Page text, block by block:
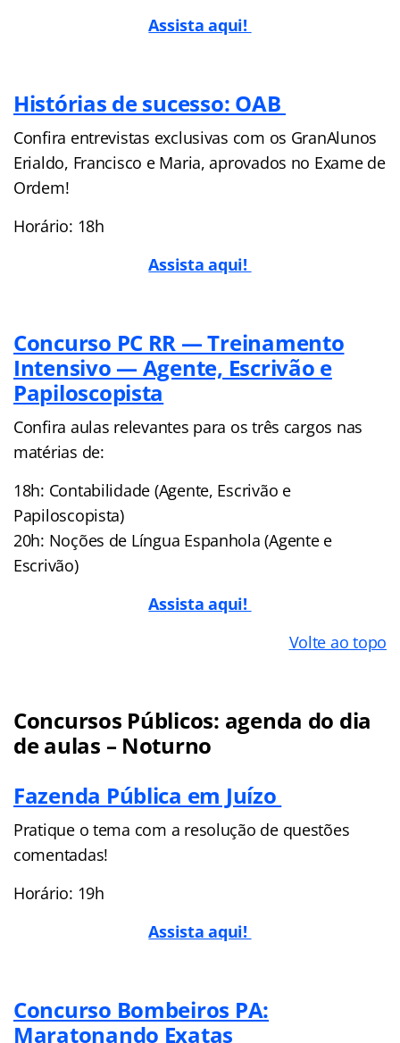
Assista aqui!
Histórias de sucesso: OAB
Confira entrevistas exclusivas com os GranAlunos
Erialdo, Francisco e Maria, aprovados no Exame de
Ordem!
Horário: 18h
Assista aqui!
Concurso PC RR — Treinamento
Intensivo — Agente, Escrivão e
Papiloscopista
Confira aulas relevantes para os três cargos nas
matérias de:
18h: Contabilidade (Agente, Escrivão e
Papiloscopista)
20h: Noções de Língua Espanhola (Agente e
Escrivão)
Assista aqui!
Volte ao topo
Concursos Públicos: agenda do dia
de aulas – Noturno
Fazenda Pública em Juízo
Pratique o tema com a resolução de questões
comentadas!
Horário: 19h
Assista aqui!
Concurso Bombeiros PA:
Maratonando Exatas